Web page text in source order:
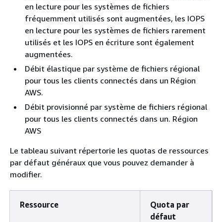
en lecture pour les systèmes de fichiers
fréquemment utilisés sont augmentées, les IOPS
en lecture pour les systèmes de fichiers rarement
utilisés et les IOPS en écriture sont également
augmentées.
Débit élastique par système de fichiers régional
pour tous les clients connectés dans un Région
AWS.
Débit provisionné par système de fichiers régional
pour tous les clients connectés dans un. Région
AWS
Le tableau suivant répertorie les quotas de ressources
par défaut généraux que vous pouvez demander à
modifier.
Ressource
Quota par
défaut